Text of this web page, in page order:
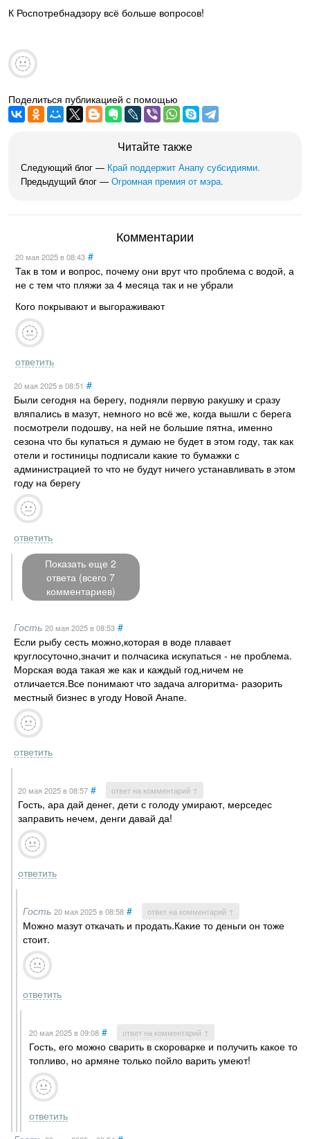
К Роспотребнадзору всё больше вопросов!
Поделиться публикацией с помощью
Читайте также
Следующий блог — Край поддержит Анапу субсидиями.
Предыдущий блог — Огромная премия от мэра.
Комментарии
20 мая 2025в 08:43 #
Так в том и вопрос, почему они врут что проблема с водой, а
не с тем что пляжи за 4 месяца так и не убрали
Кого покрывают и выгораживают
ответить
20 мая 2025в 08:51 #
Были сегодня на берегу, подняли первую ракушку и сразу
вляпались в мазут, немного но всё же, когда вышли с берега
посмотрели подошву, на ней не большие пятна, именно
сезона что бы купаться я думаю не будет в этом году, так как
отели и гостиницы подписали какие то бумажки с
администрацией то что не будут ничего устанавливать в этом
году на берегу
ответить
Показать еще 2
ответа (всего 7
комментариев)
Гость 20 мая 2025в 08:53 #
Если рыбу сесть можно,которая в воде плавает
круглосуточно,значит и полчасика искупаться - не проблема.
Морская вода такая же как и каждый год,ничем не
отличается.Все понимают что задача алгоритма- разорить
местный бизнес в угоду Новой Анапе.
ответить
20 мая 2025в 08:57 # ответ на комментарий ↑
Гость, ара дай денег, дети с голоду умирают, мерседес
заправить нечем, денги давай да!
ответить
Гость 20 мая 2025в 08:58 # ответ на комментарий ↑
Можно мазут откачать и продать.Какие то деньги он тоже
стоит.
ответить
20 мая 2025в 09:08 # ответ на комментарий ↑
Гость, его можно сварить в скороварке и получить какое то
топливо, но армяне только пойло варить умеют!
ответить